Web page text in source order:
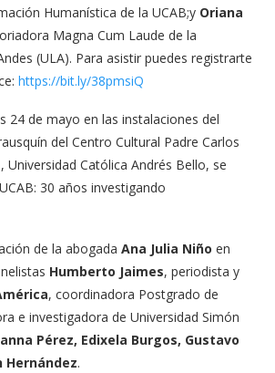
Humanística de la UCAB;y Oriana
Magna Cum Laude de la
(ULA). Para asistir puedes registrarte
https://bit.ly/38pmsiQ
24 de mayo en las instalaciones del
del Centro Cultural Padre Carlos
Universidad Católica Andrés Bello, se
30 años investigando
de la abogada Ana Julia Niño en
Humberto Jaimes, periodista y
, coordinadora Postgrado de
e investigadora de Universidad Simón
Pérez, Edixela Burgos, Gustavo
Hernández.